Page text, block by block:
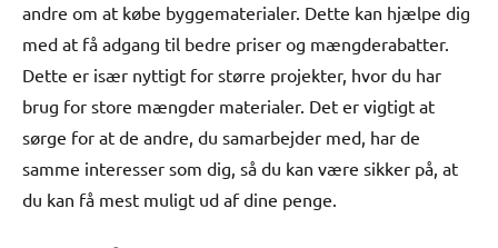
andre om at købe byggematerialer. Dette kan hjælpe dig
med at få adgang til bedre priser og mængderabatter.
Dette er især nyttigt for større projekter, hvor du har
brug for store mængder materialer. Det er vigtigt at
sørge for at de andre, du samarbejder med, har de
samme interesser som dig, så du kan være sikker på, at
du kan få mest muligt ud af dine penge.